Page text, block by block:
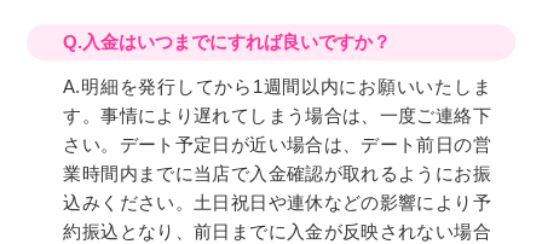
Q.入金はいつまでにすれば良いですか？
A.明細を発行してから1週間以内にお願いいたしま
す。事情により遅れてしまう場合は、一度ご連絡下
さい。デート予定日が近い場合は、デート前日の営
業時間内までに当店で入金確認が取れるようにお振
込みください。土日祝日や連休などの影響により予
約振込となり、前日までに入金が反映されない場合